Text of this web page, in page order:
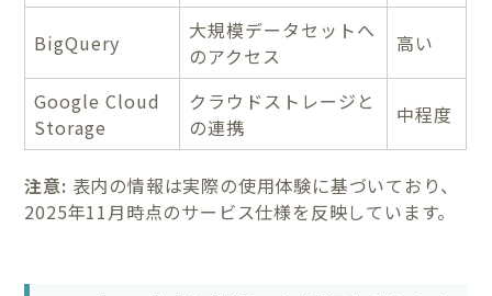
BigQuery
大規模データセットへ
のアクセス
高い
Google Cloud
Storage
クラウドストレージと
の連携
中程度
注意: 表内の情報は実際の使用体験に基づいており、
2025年11月時点のサービス仕様を反映しています。